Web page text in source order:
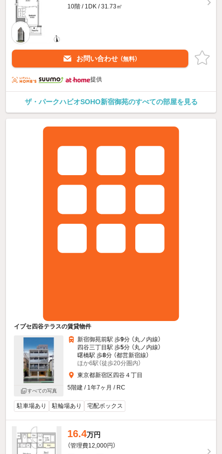
10階 / 1DK / 31.73㎡
お問い合わせ （無料）
提供
ザ・パークハビオSOHO新宿御苑のすべての部屋を見る
イプセ四谷テラスの賃貸物件
すべての写真
新宿御苑前駅 歩9分 （丸ノ内線）
四谷三丁目駅 歩5分 （丸ノ内線）
曙橋駅 歩8分 （都営新宿線）
ほか6駅（徒歩20分圏内）
東京都新宿区四谷４丁目
5階建 / 1年7ヶ月 / RC
駐車場あり 駐輪場あり 宅配ボックス
16.4万円
（管理費12,000円）